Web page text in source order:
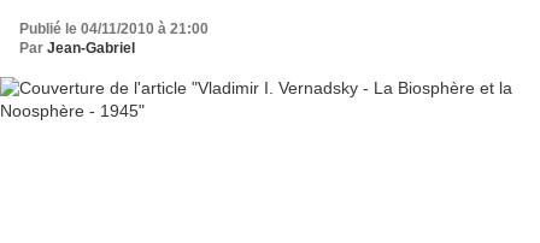
Publié le 04/11/2010 à 21:00
Par Jean-Gabriel